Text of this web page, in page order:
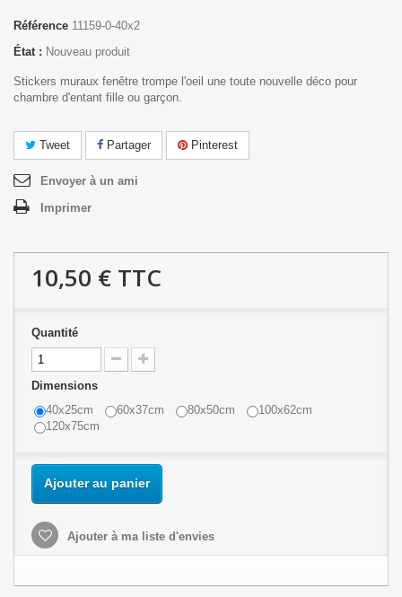
Référence 11159-0-40x2
État : Nouveau produit
Stickers muraux fenêtre trompe l'oeil une toute nouvelle déco pour
chambre d'entant fille ou garçon.
Tweet Partager Pinterest
Envoyer à un ami
Imprimer
10,50 € TTC
Quantité
Dimensions
40x25cm
60x37cm 80x50cm
100x62cm
120x75cm
Ajouter au panier
Ajouter à ma liste d'envies